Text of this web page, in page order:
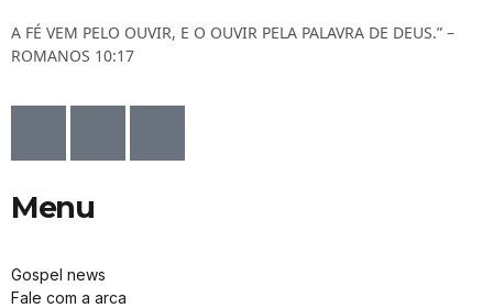
A FÉ VEM PELO OUVIR, E O OUVIR PELA PALAVRA DE DEUS.” –
ROMANOS 10:17
Menu
Gospel news
Fale com a arca